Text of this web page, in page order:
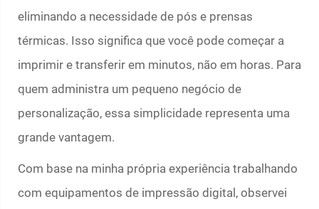
eliminando a necessidade de pós e prensas
térmicas. Isso significa que você pode começar a
imprimir e transferir em minutos, não em horas. Para
quem administra um pequeno negócio de
personalização, essa simplicidade representa uma
grande vantagem.
Com base na minha própria experiência trabalhando
com equipamentos de impressão digital, observei